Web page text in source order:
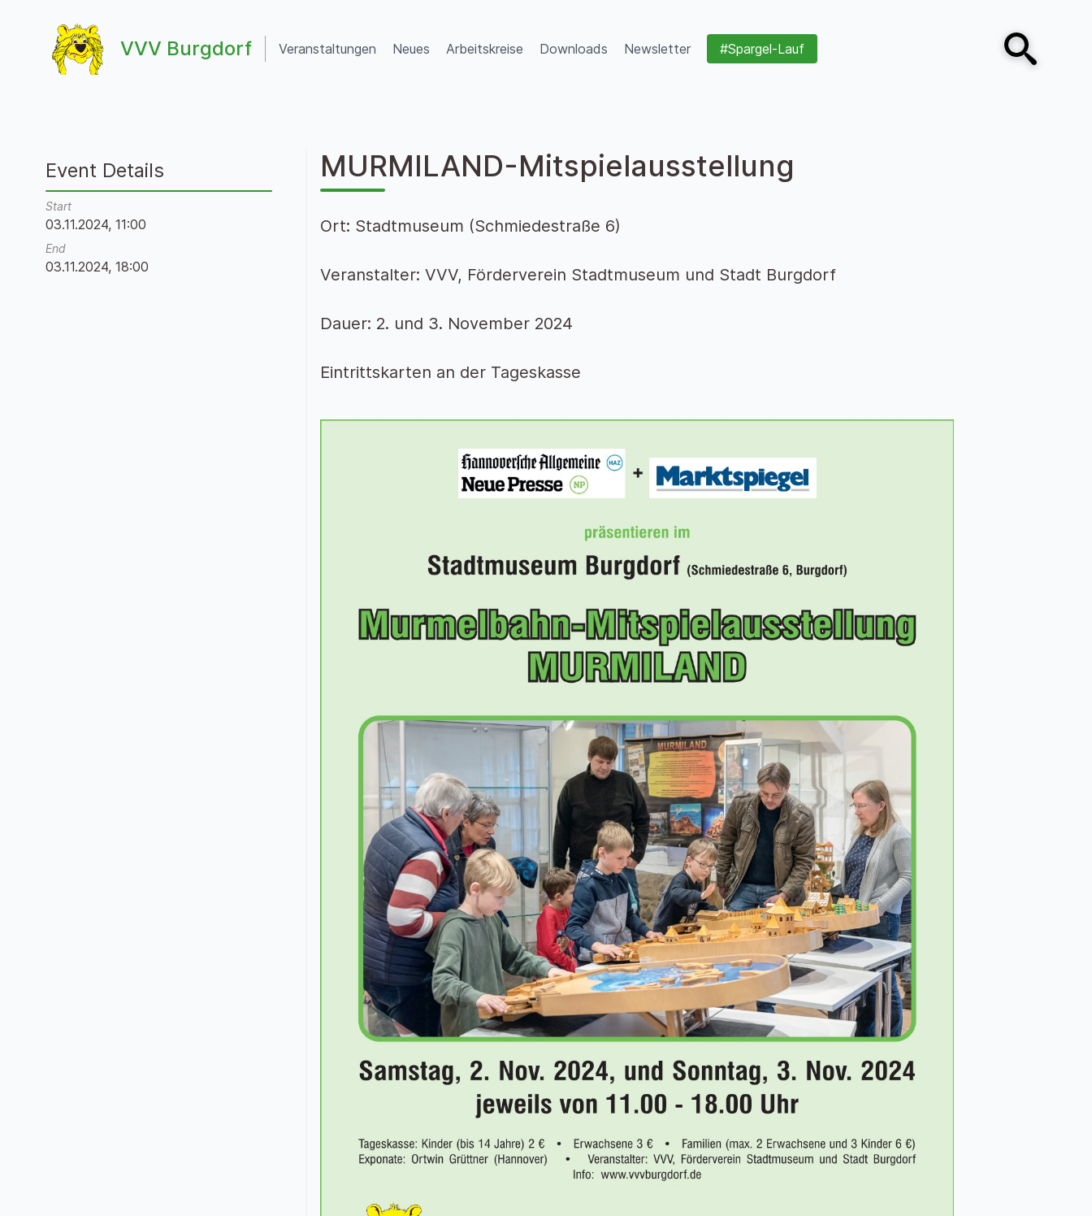
VVV Burgdorf
VVV Burgdorf
Veranstaltungen Neues Arbeitskreise Downloads Newsletter #Spargel-Lauf
Open search
MURMILAND-Mitspielausstellung
Ort: Stadtmuseum (Schmiedestraße 6)
Veranstalter: VVV, Förderverein Stadtmuseum und Stadt Burgdorf
Dauer: 2. und 3. November 2024
Eintrittskarten an der Tageskasse
Event Details
Start
03.11.2024, 11:00
End
03.11.2024, 18:00